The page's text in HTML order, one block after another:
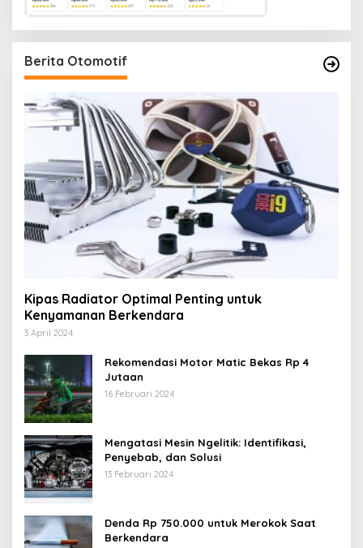
Berita Otomotif
Kipas Radiator Optimal Penting untuk
Kenyamanan Berkendara
3 April 2024
Rekomendasi Motor Matic Bekas Rp 4
Jutaan
16 Februari 2024
Mengatasi Mesin Ngelitik: Identifikasi,
Penyebab, dan Solusi
13 Februari 2024
Denda Rp 750.000 untuk Merokok Saat
Berkendara